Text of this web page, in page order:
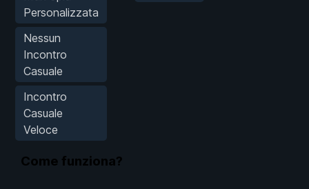
Personalizzata
Nessun
Incontro
Casuale
Incontro
Casuale
Veloce
Come funziona?